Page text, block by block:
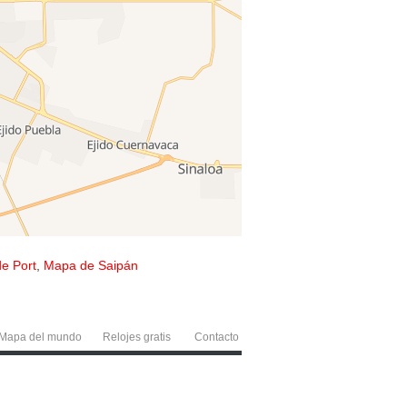
Port Mapa de Saipán
del mundo Relojes gratis Contacto